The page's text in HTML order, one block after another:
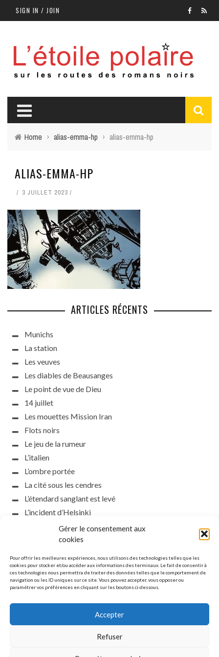
Gérer le consentement aux
cookies
Pour offrir les meilleures expériences, nous utilisons des technologies telles que les
cookies pour stocker et/ou accéder aux informations des terminaux. Le fait de consentir à
ces technologies nous permettra de traiter des données telles que le comportement de
navigation ou les ID uniques sur ce site. Vous pouvez accepter, vous opposer ou
paramétrer vos préférences en cliquant sur les boutons ci-dessous.
Accepter
Refuser
SIGN IN / JOIN
Home › alias-emma-hp › alias-emma-hp
ALIAS-EMMA-HP
3 JUILLET 2023
ARTICLES RÉCENTS
Munichs
La station
Les veuves
Les diables de Beausanges
Le point de vue de Dieu
14 juillet
Les mouettes Mission Iran
Flots noirs
Le jeu de la rumeur
L’italien
L’ombre portée
La cité sous les cendres
L’étendard sanglant est levé
L’incident d’Helsinki
la petite fasciste
Toutes les nuances de la nuit
Que s’obscurcissent le soleil et la lumière
Le silence